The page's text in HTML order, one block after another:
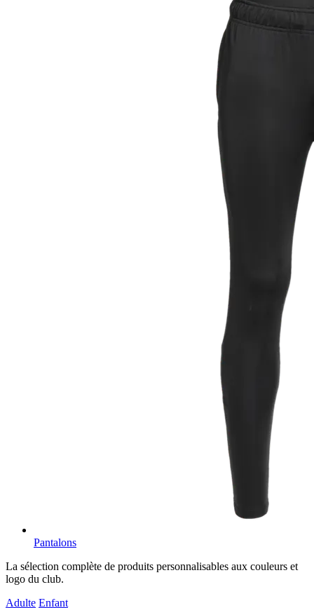
Pantalons
La sélection complète de produits personnalisables aux couleurs et
logo du club.
Adulte Enfant